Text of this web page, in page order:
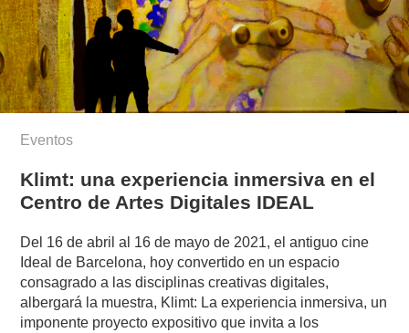
Eventos
Klimt: una experiencia inmersiva en el
Centro de Artes Digitales IDEAL
Del 16 de abril al 16 de mayo de 2021, el antiguo cine
Ideal de Barcelona, hoy convertido en un espacio
consagrado a las disciplinas creativas digitales,
albergará la muestra, Klimt: La experiencia inmersiva, un
imponente proyecto expositivo que invita a los